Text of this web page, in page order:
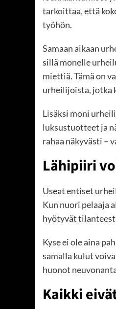
tarkoittaa, että
työhön.
Samaan aikaan
sillä monelle
miettiä. Tämä on
urheilijoista, jotka
Lisäksi moni
luksustuotteet ja
rahaa näkyvästi –
Lähipiiri
Useat entiset
Kun nuori pelaaja
hyötyvät
Kyse ei ole aina
samalla kulut
huonot
Kaikki